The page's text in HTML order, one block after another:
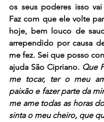
os seus poderes isso
Faz com que ele volte
hoje, bem louco de
arrependido por causa
me fez. Sei que posso
ajuda São Cipriano. Que
me tocar, ter o meu
paixão e fazer parte da
me ame todas as horas
sinta o meu cheiro, que